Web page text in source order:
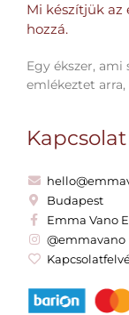
Mi készítjük az
hozzá.​
Egy ékszer, ami
emlékeztet
Kapcsolat
Budapest
Emma Vano
@emmavano